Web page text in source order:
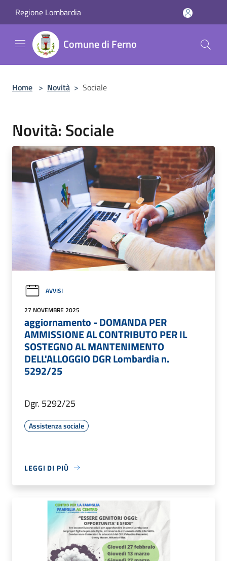
Regione Lombardia
Comune di Ferno
Home > Novità > Sociale
Novità: Sociale
AVVISI
27 NOVEMBRE 2025
aggiornamento - DOMANDA PER
AMMISSIONE AL CONTRIBUTO PER IL
SOSTEGNO AL MANTENIMENTO
DELL'ALLOGGIO DGR Lombardia n.
5292/25
Dgr. 5292/25
Assistenza sociale
LEGGI DI PIÙ